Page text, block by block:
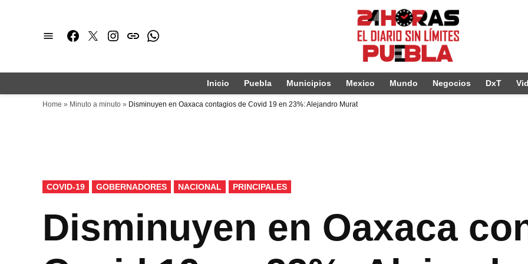
Facebook
TwitterInstagram
issuuWhatsapp
Inicio Puebla Municipios Mexico Mundo Negocios DxT
Home » Minuto a minuto » Disminuyen en Oaxaca contagios de Covid 19 en 23%: Alejandro Murat
PUBLICADO
EN
COVID-19 GOBERNADORES NACIONAL PRINCIPALES
Disminuyen en Oaxaca